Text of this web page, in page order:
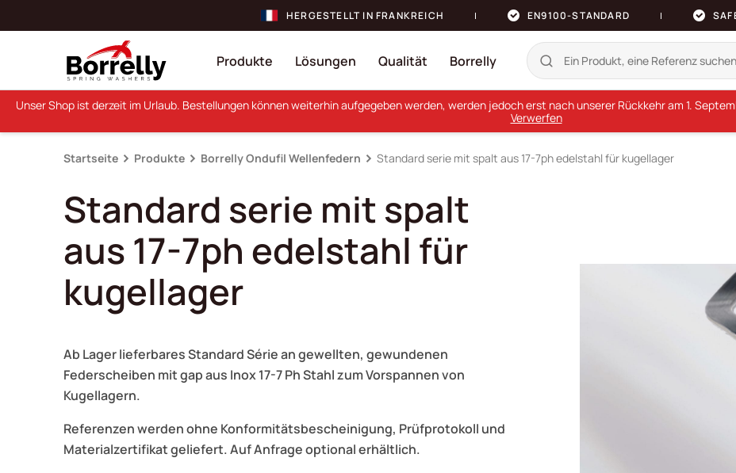
HERGESTELLT IN FRANKREICH EN9100-STANDARD
Produkte Lösungen Qualität Borrelly
Startseite Produkte Borrelly Ondufil Wellenfedern Standard serie mit spalt aus 17-7ph edelstahl für kugellager
Standard serie mit spalt
aus 17-7ph edelstahl für
kugellager
Ab Lager lieferbares Standard Série an gewellten, gewundenen
Federscheiben mit gap aus Inox 17-7 Ph Stahl zum Vorspannen von
Kugellagern.
Referenzen werden ohne Konformitätsbescheinigung, Prüfprotokoll und
Materialzertifikat geliefert. Auf Anfrage optional erhältlich.
Unser Shop ist derzeit im Urlaub. Bestellungen können weiterhin aufgegeben werden, werden jedoch erst nach unserer Rückkehr am 1.
Verwerfen